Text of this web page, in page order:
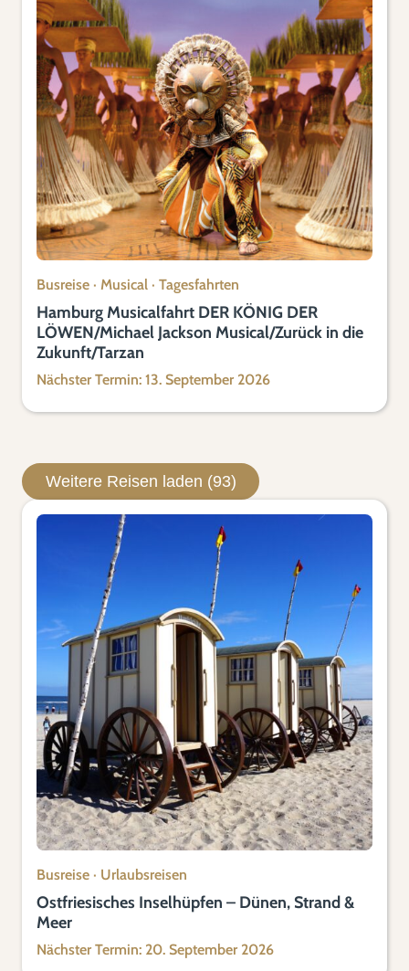
Busreise · Musical · Tagesfahrten
Hamburg Musicalfahrt DER KÖNIG DER
LÖWEN/Michael Jackson Musical/Zurück in die
Zukunft/Tarzan
Nächster Termin: 13. September 2026
Weitere Reisen laden (93)
Busreise · Urlaubsreisen
Ostfriesisches Inselhüpfen – Dünen, Strand &
Meer
Nächster Termin: 20. September 2026